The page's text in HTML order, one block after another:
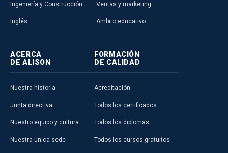
Ingeniería y Construcción
Inglés
Ventas y marketing
Ámbito educativo
ACERCA
DE ALISON
Nuestra historia
Junta directiva
Nuestro equipo y cultura
Nuestra única sede
FORMACIÓN
DE CALIDAD
Acreditación
Todos los certificados
Todos los diplomas
Todos los cursos gratuitos